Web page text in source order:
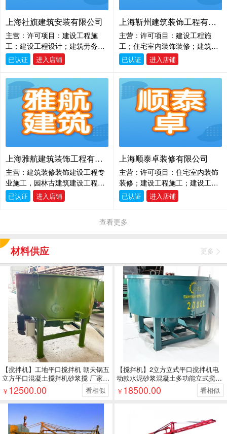
设工程施工。（依法须经批准的
项目，经相关部门批准后方可开
展经营活动，具体经营项目以相
关部门批准文件或许可证件为
准）
动）
上海社旗建筑安装有限公司
主营：许可项目：建设工程施
工；建设工程设计；建筑劳务分
包。（依法须经批准的项目，经
相关部门批准后方可开展经营活
动，具体经营项目以相关部门批
准文件或许可证件为准）一般项
目：室内木门窗安装服务；门窗
销售；金属门窗工程施工；制
冷、空调设备销售；普通机械设
备安装服务；通用设备修理；专
销售；五金产品零售；五金产品
批发；家用电器零配件销售；家
用电器销售。（除依法须经批准
的项目外，凭营业执照依法自主
开展经营活动）
已认证 进入店铺
上海靳州建筑装饰工程有限公司
主营：许可项目：建设工程施
工；住宅室内装饰装修；建筑劳
务分包；建筑物拆除作业（爆破
作业除外）；建设工程设计。
（依法须经批准的项目，经相关
部门批准后方可开展经营活动，
具体经营项目以相关部门批准文
件或许可证件为准）一般项目：
建筑材料销售；建筑工程用机械
销售；专业保洁、清洗、消毒服
材产品销售；房屋拆迁服务；安
防设备销售；土石方工程施工；
园林绿化工程施工；工程管理服
务；普通机械设备安装服务；建
筑装饰材料销售；住宅水电安装
五金产品批发；室内
已认证 进入店铺
上海雅航建筑装饰工程有限公司
主营：建筑装修装饰建设工程专
业施工，园林古建筑建设工程专
业施工，房屋建设工程施工，建
筑装饰建设工程专项设计，计算
划，会议及展览服务，设计、制
广告，图文设计制作，知识产权
代理，玩具、工艺品、电子产
品、文化办公用品、建筑装潢材
料、服装鞋帽、针纺织品、皮革
制品、化妆品、机械设备的销
售，企业管理咨询、商务信息咨
询（以上咨询除经纪）。【依法
须经批准的项目，经相关部门批
准后方可开展经营活动】
已认证 进入店铺
上海顺泰卓装修有限公司
主营：许可项目：住宅室内装饰
装修；建设工程施工；建设工程
设计；施工专业作业；建筑劳务
分包。（依法须经批准的项目，
活动，具体经营项目以相关部门
项目：园林绿化工程施工；建筑
防水卷材产品销售；涂料销售
（不含危险化学品）；建筑装饰
材料销售；金属结构销售；金属
材料销售；照明器具销售；灯具
销售；家居用品销售；办公用品
销售；五金产品批发；五金产品
零售；纸制品销售；电气设备销
售；橡胶制品销售；劳动保护用
品销售；塑料制品销售；日用百
货销售；机械设备租赁；装卸搬
已认证 进入店铺
查看更多
材料供应 更多
【搅拌机】工地平口搅拌机 朝天锅五
立方平口混凝土搅拌机砂浆搅 厂家批
￥ 12500.00 看相似
【搅拌机】2立方立式平口搅拌机电
动款水泥砂浆混凝土多功能立式搅拌
机 批发
￥ 18500.00 看相似